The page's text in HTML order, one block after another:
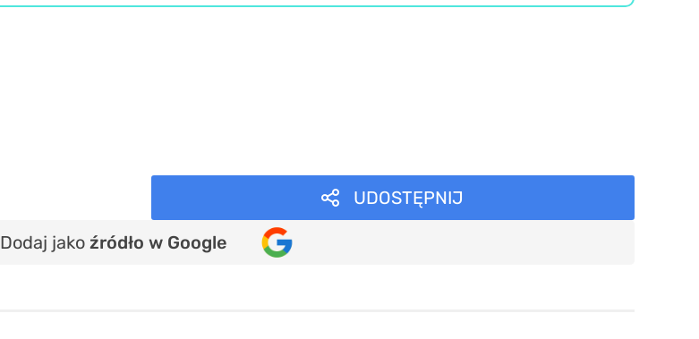
UDOSTĘPNIJ
Dodaj jako źródło w Google